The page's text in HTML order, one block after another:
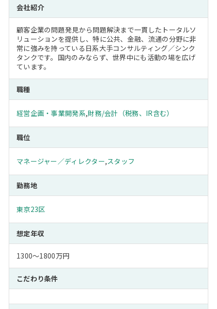
会社紹介
顧客企業の問題発見から問題解決まで一貫したトータルソ
リューションを提供し、特に公共、金融、流通の分野に非
常に強みを持っている日系大手コンサルティング／シンク
タンクです。国内のみならず、世界中にも活動の場を広げ
ています。
職種
経営企画・事業開発系,財務/会計（税務、IR含む）
職位
マネージャー／ディレクター,スタッフ
勤務地
東京23区
想定年収
1300～1800万円
こだわり条件